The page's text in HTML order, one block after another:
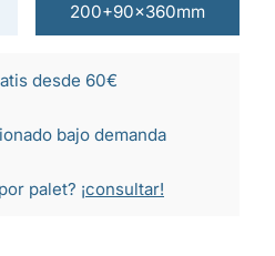
200+90x360mm
desde 60€
bajo demanda
palet? ¡consultar!